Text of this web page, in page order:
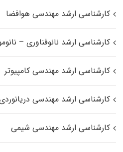
کارشناسی ارشد مهندسی هوافضا
کارشناسی ارشد نانوفناوری –
کارشناسی ارشد مهندسی کامپیوتر
کارشناسی ارشد مهندسی
کارشناسی ارشد مهندسی شیمی